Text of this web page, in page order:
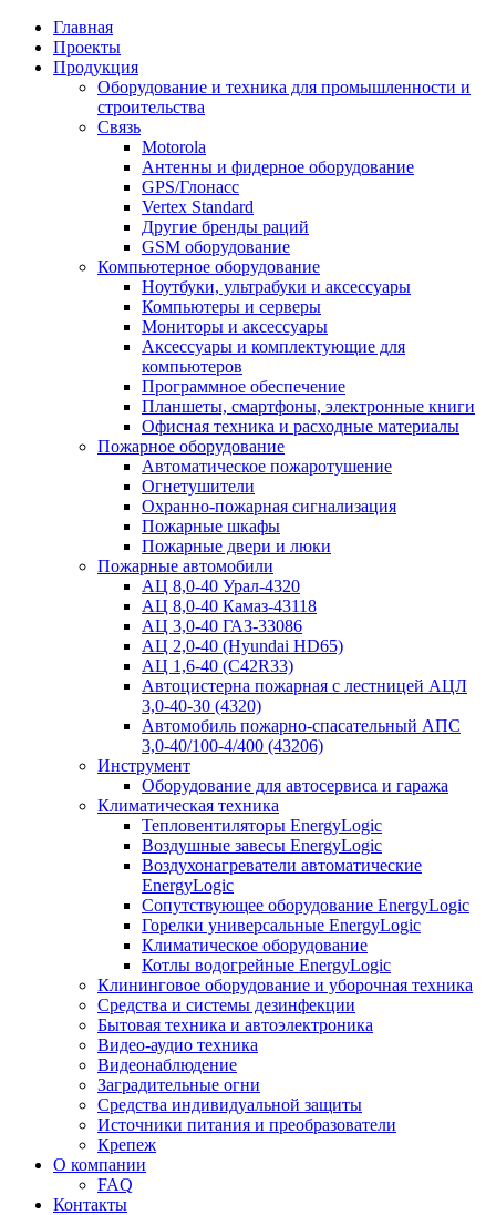
Главная
Проекты
Продукция
Оборудование и техника для промышленности и
строительства
Связь
Motorola
Антенны и фидерное оборудование
GPS/Глонасс
Vertex Standard
Другие бренды раций
GSM оборудование
Компьютерное оборудование
Ноутбуки, ультрабуки и аксессуары
Компьютеры и серверы
Мониторы и аксессуары
Аксессуары и комплектующие для
компьютеров
Программное обеспечение
Планшеты, смартфоны, электронные книги
Офисная техника и расходные материалы
Пожарное оборудование
Автоматическое пожаротушение
Огнетушители
Охранно-пожарная сигнализация
Пожарные шкафы
Пожарные двери и люки
Пожарные автомобили
АЦ 8,0-40 Урал-4320
АЦ 8,0-40 Камаз-43118
АЦ 3,0-40 ГАЗ-33086
АЦ 2,0-40 (Hyundai HD65)
АЦ 1,6-40 (C42R33)
Автоцистерна пожарная с лестницей АЦЛ
3,0-40-30 (4320)
Автомобиль пожарно-спасательный АПС
3,0-40/100-4/400 (43206)
Инструмент
Оборудование для автосервиса и гаража
Климатическая техника
Тепловентиляторы EnergyLogic
Воздушные завесы EnergyLogic
Воздухонагреватели автоматические
EnergyLogic
Сопутствующее оборудование EnergyLogic
Горелки универсальные EnergyLogic
Климатическое оборудование
Котлы водогрейные EnergyLogic
Клининговое оборудование и уборочная техника
Средства и системы дезинфекции
Бытовая техника и автоэлектроника
Видео-аудио техника
Видеонаблюдение
Заградительные огни
Средства индивидуальной защиты
Источники питания и преобразователи
Крепеж
О компании
FAQ
Контакты